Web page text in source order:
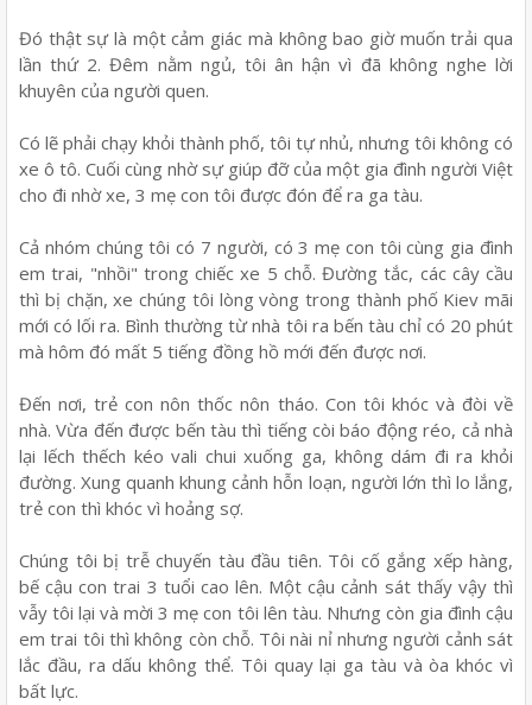
Đó thật sự là một cảm giác mà không bao giờ muốn trải qua
lần thứ 2. Đêm nằm ngủ, tôi ân hận vì đã không nghe lời
khuyên của người quen.
Có lẽ phải chạy khỏi thành phố, tôi tự nhủ, nhưng tôi không có
xe ô tô. Cuối cùng nhờ sự giúp đỡ của một gia đình người Việt
cho đi nhờ xe, 3 mẹ con tôi được đón để ra ga tàu.
Cả nhóm chúng tôi có 7 người, có 3 mẹ con tôi cùng gia đình
em trai, "nhồi" trong chiếc xe 5 chỗ. Đường tắc, các cây cầu
thì bị chặn, xe chúng tôi lòng vòng trong thành phố Kiev mãi
mới có lối ra. Bình thường từ nhà tôi ra bến tàu chỉ có 20 phút
mà hôm đó mất 5 tiếng đồng hồ mới đến được nơi.
Đến nơi, trẻ con nôn thốc nôn tháo. Con tôi khóc và đòi về
nhà. Vừa đến được bến tàu thì tiếng còi báo động réo, cả nhà
lại lếch thếch kéo vali chui xuống ga, không dám đi ra khỏi
đường. Xung quanh khung cảnh hỗn loạn, người lớn thì lo lắng,
trẻ con thì khóc vì hoảng sợ.
Chúng tôi bị trễ chuyến tàu đầu tiên. Tôi cố gắng xếp hàng,
bế cậu con trai 3 tuổi cao lên. Một cậu cảnh sát thấy vậy thì
vẫy tôi lại và mời 3 mẹ con tôi lên tàu. Nhưng còn gia đình cậu
em trai tôi thì không còn chỗ. Tôi nài nỉ nhưng người cảnh sát
lắc đầu, ra dấu không thể. Tôi quay lại ga tàu và òa khóc vì
bất lực.